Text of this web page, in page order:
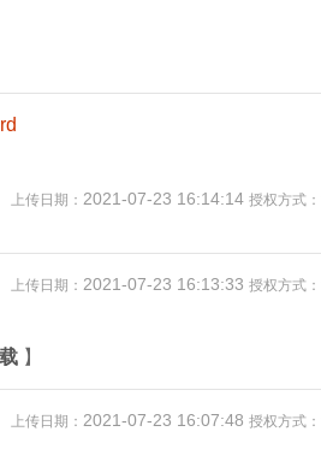
上传日期： 2021-07-23 16:14:14授权方式：
上传日期： 2021-07-23 16:13:33授权方式：
】
上传日期： 2021-07-23 16:07:48授权方式：